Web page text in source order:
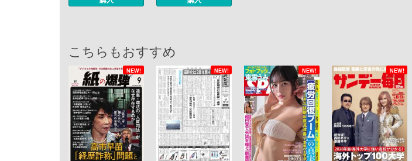
こちらもおすすめ
NEW! NEW! NEW! NEW!